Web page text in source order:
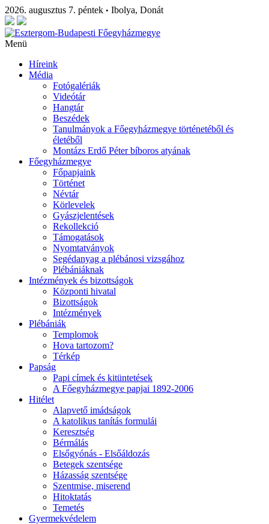
2026. augusztus 7. péntek • Ibolya, Donát
Menü
Híreink
Média
Fotógalériák
Videótár
Hangtár
Beszédek
Tanulmányok a Főegyházmegye történetéből és
életéből
Montázs Erdő Péter bíboros atyának
Főegyházmegye
Főpapjaink
Történet
Névtár
Körlevelek
Gyászjelentések
Rekollekció
Támogatások
Nyomtatványok
Segédanyag a plébánosi vizsgához
Plébániáknak
Intézmények és bizottságok
Központi hivatal
Bizottságok
Intézmények
Plébániák
Templomok
Hova tartozom?
Térkép
Papság
Papi címek és kitüntetések
A Főegyházmegye papjai 1892-2006
Hitélet
Alapvető imádságok
A katolikus tanítás formulái
Keresztség
Bérmálás
Elsőgyónás - Elsőáldozás
Betegek szentsége
Házasság szentsége
Szentmise, miserend
Hitoktatás
Temetés
Gyermekvédelem